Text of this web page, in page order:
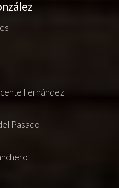
Fernández
Pasado